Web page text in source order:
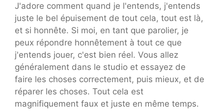
J'adore comment quand je l'entends, j'entends
juste le bel épuisement de tout cela, tout est là,
et si honnête. Si moi, en tant que parolier, je
peux répondre honnêtement à tout ce que
j'entends jouer, c'est bien réel. Vous allez
généralement dans le studio et essayez de
faire les choses correctement, puis mieux, et de
réparer les choses. Tout cela est
magnifiquement faux et juste en même temps.